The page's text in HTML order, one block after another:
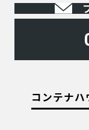
コンテナ